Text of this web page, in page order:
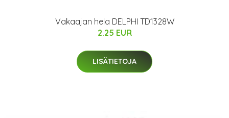
Vakaajan hela DELPHI TD1328W
2.25 EUR
LISÄTIETOJA